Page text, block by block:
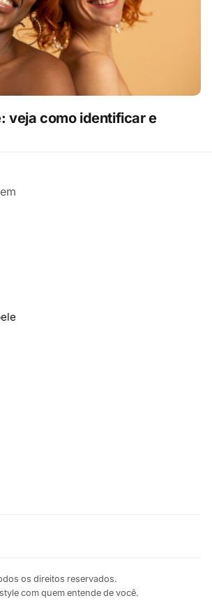
veja como identificar e
os direitos reservados.
com quem entende de você.